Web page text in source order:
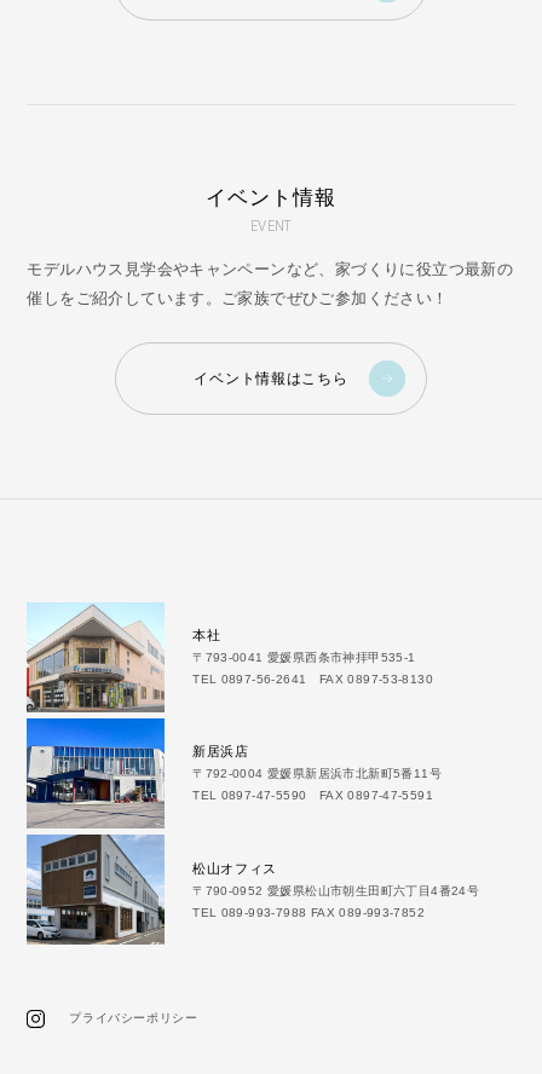
イベント情報
EVENT
モデルハウス見学会やキャンペーンなど、家づくりに役立つ最新の
催しをご紹介しています。ご家族でぜひご参加ください！
イベント情報はこちら
本社
〒793-0041 愛媛県西条市神拝甲535-1
TEL 0897-56-2641 FAX 0897-53-8130
新居浜店
〒792-0004 愛媛県新居浜市北新町5番11号
TEL 0897-47-5590 FAX 0897-47-5591
松山オフィス
〒790-0952 愛媛県松山市朝生田町六丁目4番24号
TEL 089-993-7988 FAX 089-993-7852
プライバシーポリシー